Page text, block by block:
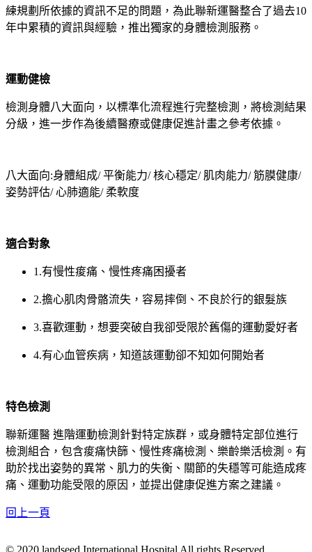
練規劃所依據的資訊不足的問題，為此聯新運醫整合了過去10
年中累積的資訊與經驗，推出獨家的身體檢測服務。
運動健檢
檢測身體八大面向，以標準化流程進行完整檢測，將檢測結果
分級，進一步作為後續醫療或健康促進計畫之參考依據。
八大面向:身體組成/ 平衡能力/ 核心穩定/ 肌肉能力/ 筋膜健康/
姿勢評估/ 心肺適能/ 柔軟度
適合對象
1.有慢性痠痛、慢性疼痛困擾者
2.擔心肌肉骨骼流失，容易摔倒、不良於行的銀髮族
3.喜歡運動，想要突破自我卻受限於舊傷的運動愛好者
4.有心血管疾病，知道該運動卻不知如何開始者
特色檢測
聯新運醫 進階運動檢測針對特定族群，或身體特定部位進行
檢測組合，包含痠痛快篩、慢性疼痛檢測、樂齡樂活檢測。有
助於找出姿勢的異常、肌力的失衡、關節的失穩等可能造成疼
痛、運動功能受限的原因，並提出健康促進方案之建議。
回上一頁
© 2020 landseed International Hospital All rights Reserved.